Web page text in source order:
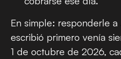
En simple: responderle
escribió primero venía
1 de octubre de 2026,